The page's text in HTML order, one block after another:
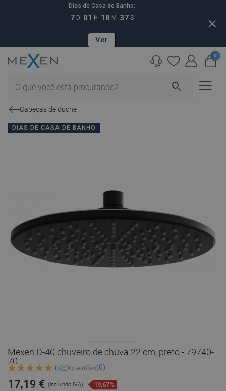
Dias de Casa de Banho:
7 D 01 H 18 M 36 S
Ver
close
search
0
Cabeças de duche
DIAS DE CASA DE BANHO
Mexen D-40 chuveiro de chuva 22 cm, preto - 79740-
70
(5) Questões(0)
17,19 € (incluindo IVA) 19,67%